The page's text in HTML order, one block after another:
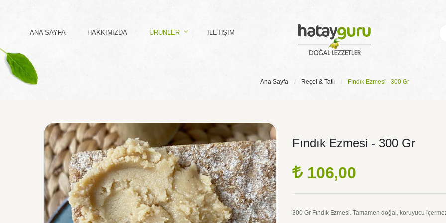
ANA SAYFA HAKKIMIZDA ÜRÜNLER İLETIŞIM
Ana Sayfa Reçel & Tatlı Fındık Ezmesi - 300 Gr
Fındık Ezmesi - 300 Gr
106,00
300 Gr Fındık Ezmesi. Tamamen doğal, koruyucu